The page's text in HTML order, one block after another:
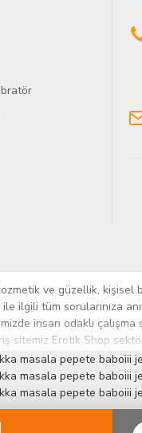
ve güzellik, kişisel
ilgili tüm sorularınıza
insan odaklı
sitemiz Erotik Shop
ürün gurubuna sahip
kendisine Cinsel Ürün
masala pepete baboiii
masala pepete baboiii
masala pepete baboiii